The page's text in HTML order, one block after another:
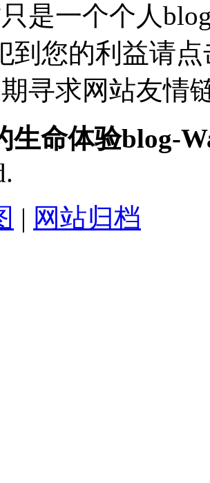
是一个个人
到您的利益请
寻求网站友情
生命体验blog-
| 网站归档